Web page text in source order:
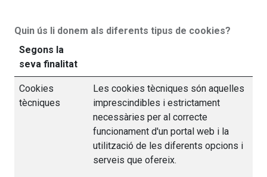
Quin ús li donem als diferents tipus de cookies?
Segons la
seva finalitat
Cookies
tècniques
Les cookies tècniques són aquelles
imprescindibles i estrictament
necessàries per al correcte
funcionament d'un portal web i la
utilització de les diferents opcions i
serveis que ofereix.